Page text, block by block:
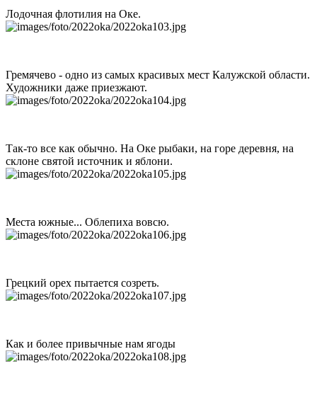
Лодочная флотилия на Оке.
Гремячево - одно из самых красивых мест Калужской области.
Художники даже приезжают.
Так-то все как обычно. На Оке рыбаки, на горе деревня, на
склоне святой источник и яблони.
Места южные... Облепиха вовсю.
Грецкий орех пытается созреть.
Как и более привычные нам ягоды